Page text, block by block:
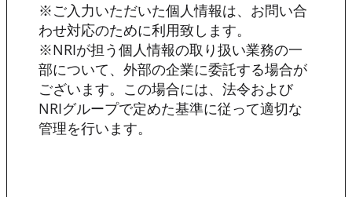
※ご入力いただいた個人情報は、お問い合
わせ対応のために利用致します。
※NRIが担う個人情報の取り扱い業務の一
部について、外部の企業に委託する場合が
ございます。この場合には、法令および
NRIグループで定めた基準に従って適切な
管理を行います。